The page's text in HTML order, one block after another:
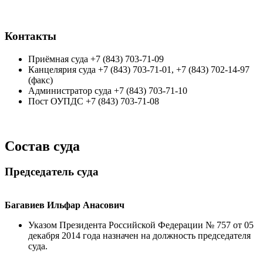
Контакты
Приёмная суда +7 (843) 703-71-09
Канцелярия суда +7 (843) 703-71-01, +7 (843) 702-14-97
(факс)
Администратор суда +7 (843) 703-71-10
Пост ОУПДС +7 (843) 703-71-08
Состав суда
Председатель суда
Багавиев Ильфар Анасович
Указом Президента Российской Федерации № 757 от 05
декабря 2014 года назначен на должность председателя
суда.